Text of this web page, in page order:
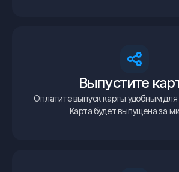
Выпустите
Оплатите выпуск карты удобным
Карта будет выпущена за